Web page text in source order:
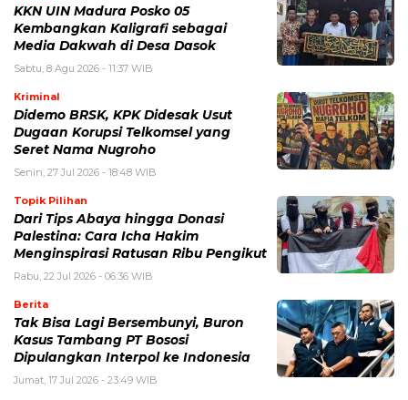
KKN UIN Madura Posko 05
Kembangkan Kaligrafi sebagai
Media Dakwah di Desa Dasok
Sabtu, 8 Agu 2026 - 11:37 WIB
Kriminal
Didemo BRSK, KPK Didesak Usut
Dugaan Korupsi Telkomsel yang
Seret Nama Nugroho
Senin, 27 Jul 2026 - 18:48 WIB
Topik Pilihan
Dari Tips Abaya hingga Donasi
Palestina: Cara Icha Hakim
Menginspirasi Ratusan Ribu Pengikut
Rabu, 22 Jul 2026 - 06:36 WIB
Berita
Tak Bisa Lagi Bersembunyi, Buron
Kasus Tambang PT Bososi
Dipulangkan Interpol ke Indonesia
Jumat, 17 Jul 2026 - 23:49 WIB